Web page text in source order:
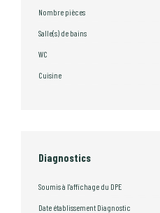
Nombre pièces
Salle(s) de bains
WC
Cuisine
Diagnostics
Soumis à l'affichage du DPE
Date établissement Diagnostic